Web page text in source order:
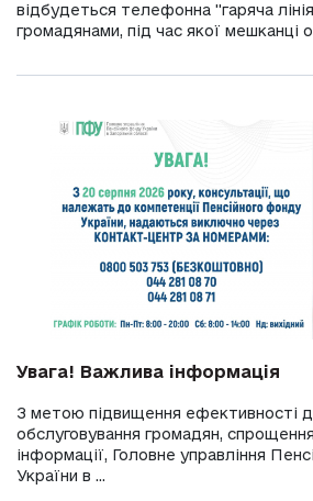
відбудеться телефонна "гаряча
громадянами, під час якої мешканці
Увага! Важлива інформація
З метою підвищення ефективності
обслуговування громадян,
інформації, Головне управління
України в ...